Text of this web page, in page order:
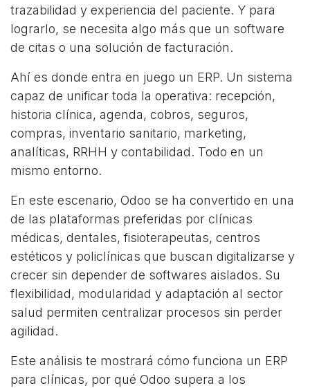
trazabilidad y experiencia del paciente. Y para
lograrlo, se necesita algo más que un software
de citas o una solución de facturación.
Ahí es donde entra en juego un ERP. Un sistema
capaz de unificar toda la operativa: recepción,
historia clínica, agenda, cobros, seguros,
compras, inventario sanitario, marketing,
analíticas, RRHH y contabilidad. Todo en un
mismo entorno.
En este escenario, Odoo se ha convertido en una
de las plataformas preferidas por clínicas
médicas, dentales, fisioterapeutas, centros
estéticos y policlínicas que buscan digitalizarse y
crecer sin depender de softwares aislados. Su
flexibilidad, modularidad y adaptación al sector
salud permiten centralizar procesos sin perder
agilidad.
Este análisis te mostrará cómo funciona un ERP
para clínicas, por qué Odoo supera a los